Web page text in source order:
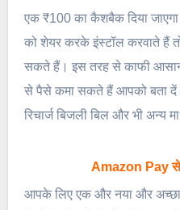
एक ₹100 का कैशबैक दिया जाएगा
को शेयर करके इंस्टॉल करवाते हैं
सकते हैं। इस तरह से काफी
से पैसे कमा सकते हैं आपको बता दें
रिचार्ज बिजली बिल और भी अन्य
Amazon Pay से
आपके लिए एक और नया और अच्छा